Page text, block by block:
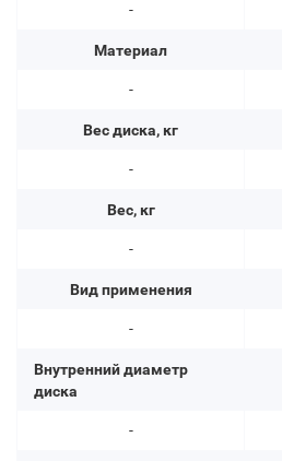
-
Материал
-
Вес диска, кг
-
Вес, кг
-
Вид применения
-
Внутренний диаметр
диска
-